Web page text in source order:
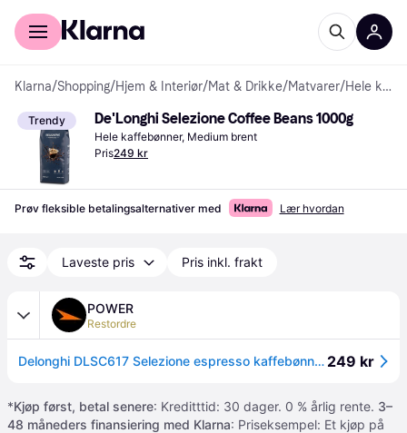
For kunder
Klarna/Shopping/Hjem & Interiør/Mat & Drikke/Matvarer/ Hele kaffebønner
Trendy De'Longhi Selezione Coffee Beans 1000g
Hele kaffebønner, Medium brent
Pris249 kr
Prøv fleksible betalingsalternativer med Lær hvordan
Laveste pris Pris inkl. frakt
POWER
Restordre
Delonghi DLSC617 Selezione espresso kaffebønner 1 kg 249 kr
*Kjøp først, betal senere: Kreditttid: 30 dager. 0 % årlig rente. 3–
48 måneders finansiering med Klarna: Priseksempel: Et kjøp på